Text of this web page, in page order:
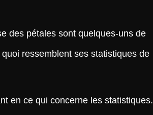
des pétales sont quelques-uns de
ressemblent ses statistiques de
en ce qui concerne les statistiques.